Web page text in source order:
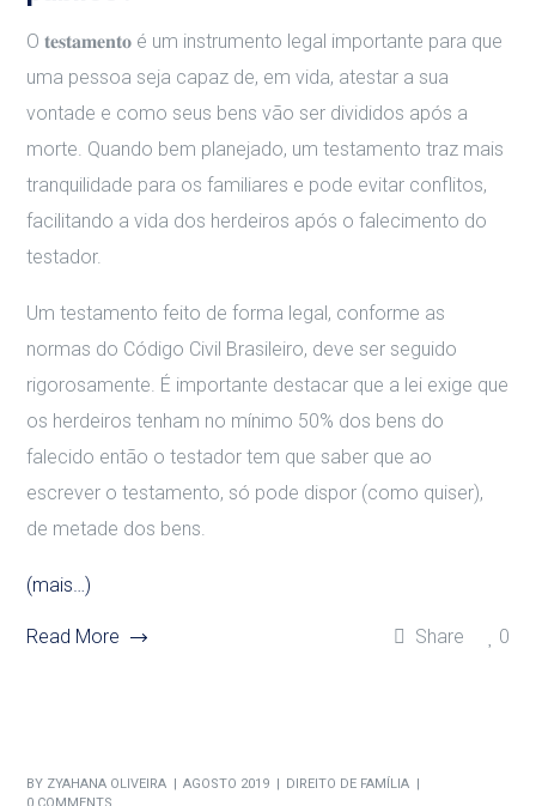
O 𝐭𝐞𝐬𝐭𝐚𝐦𝐞𝐧𝐭𝐨 é um instrumento legal importante para que
uma pessoa seja capaz de, em vida, atestar a sua
vontade e como seus bens vão ser divididos após a
morte. Quando bem planejado, um testamento traz mais
tranquilidade para os familiares e pode evitar conflitos,
facilitando a vida dos herdeiros após o falecimento do
testador.
Um testamento feito de forma legal, conforme as
normas do Código Civil Brasileiro, deve ser seguido
rigorosamente. É importante destacar que a lei exige que
os herdeiros tenham no mínimo 50% dos bens do
falecido então o testador tem que saber que ao
escrever o testamento, só pode dispor (como quiser),
de metade dos bens.
(mais…)
Read More Share 0
BY ZYAHANA OLIVEIRA AGOSTO 2019
DIREITO DE FAMÍLIA